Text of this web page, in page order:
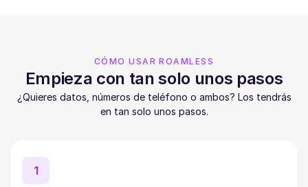
CÓMO USAR ROAMLESS
Empieza con tan solo unos pasos
¿Quieres datos, números de teléfono o ambos? Los tendrás
en tan solo unos pasos.
1